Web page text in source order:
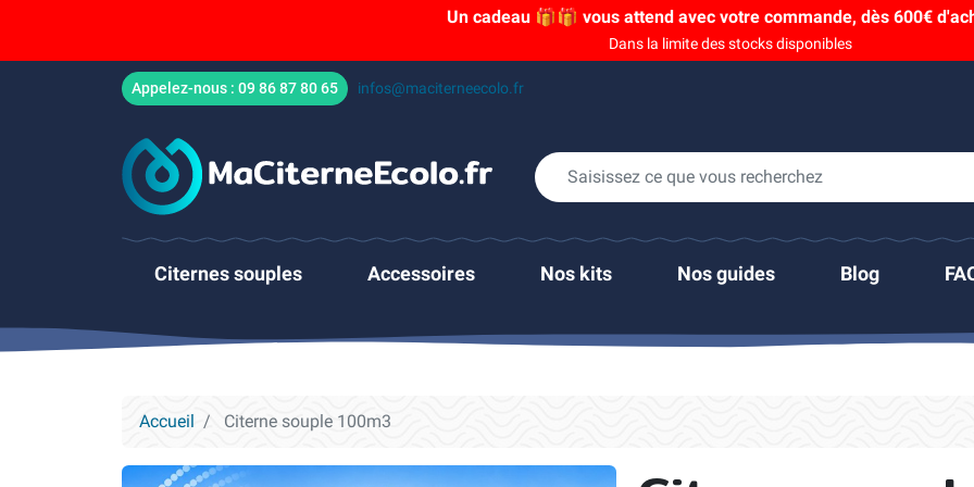
Un cadeau 🎁🎁 vous attend avec votre commande, dès 600€
Dans la limite des stocks disponibles
Appelez-nous : 09 86 87 80 65 infos@maciterneecolo.fr
Citernes souples Accessoires Nos kits Nos guides Blog
Accueil Citerne souple 100m3